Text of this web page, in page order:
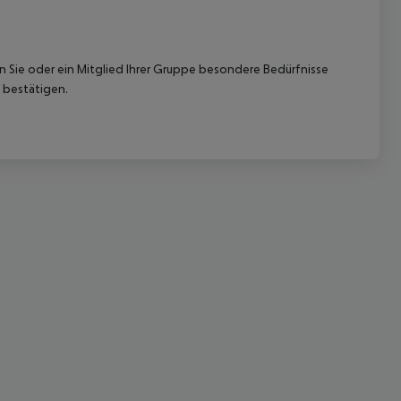
oder ein Mitglied Ihrer Gruppe besondere Bedürfnisse
bestätigen.